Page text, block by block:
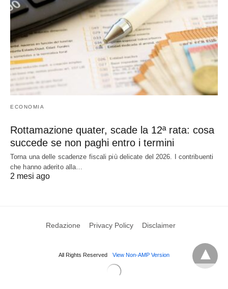
ECONOMIA
Rottamazione quater, scade la 12ª rata: cosa
succede se non paghi entro i termini
Torna una delle scadenze fiscali più delicate del 2026. I contribuenti
che hanno aderito alla…
2 mesi ago
Redazione Privacy Policy Disclaimer
All Rights Reserved View Non-AMP Version